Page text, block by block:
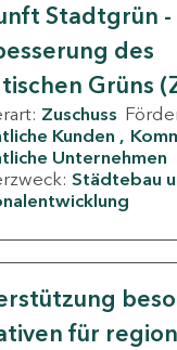
Stadtgrün -
des
Grüns
Zuschuss
Kunden
Unternehmen
Städtebau
für